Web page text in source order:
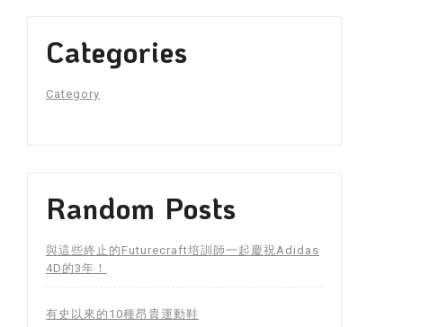
Categories
Category
Random Posts
與這些終止的Futurecraft培訓師一起慶祝Adidas
4D的3年！
有史以來的10種昂貴運動鞋